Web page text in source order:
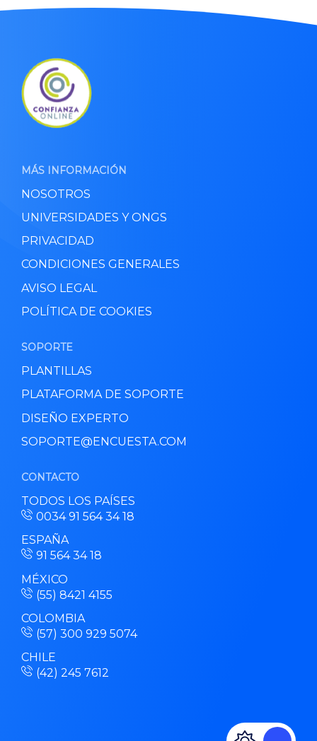
MÁS INFORMACIÓN
NOSOTROS
UNIVERSIDADES Y ONGS
PRIVACIDAD
CONDICIONES GENERALES
AVISO LEGAL
POLÍTICA DE COOKIES
SOPORTE
PLANTILLAS
PLATAFORMA DE SOPORTE
DISEÑO EXPERTO
SOPORTE@ENCUESTA.COM
CONTACTO
TODOS LOS PAÍSES
0034 91 564 34 18
ESPAÑA
91 564 34 18
MÉXICO
(55) 8421 4155
COLOMBIA
(57) 300 929 5074
CHILE
(42) 245 7612